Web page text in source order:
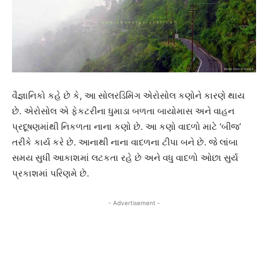
વૈજ્ઞાનિકો કહે છે કે, આ સોલરડિમિંગ એરોસોલ કણોને કારણે થાય
છે. એરોસોલ એ ફેકટરીના ધુમાડા બળતા બાયોમાસ અને વાહન
પ્રદૂષણમાંથી નિકળતા નાના કણો છે. આ કણો વાદળો માટે ‘બીજ’
તરીકે કાર્ય કરે છે. આનાથી નાના વાદળના ટીપા બને છે. જે લાંબા
સમય સુધી આકાશમાં લટકતા રહે છે અને વધુ વાદળો ઓછા સુર્ય
પ્રકાશમાં પરિણમે છે.
- Advertisement -